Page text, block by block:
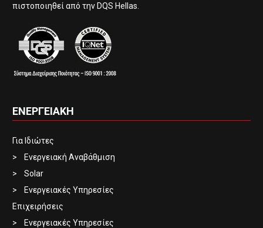
πιστοποιηθεί από την DQS Hellas.
ΕΝΕΡΓΕΙΑΚΗ
Για Ιδιώτες
Ενεργειακή Αναβάθμιση
Solar
Ενεργειακές Υπηρεσίες
Επιχειρήσεις
Ενεργειακές Υπηρεσίες